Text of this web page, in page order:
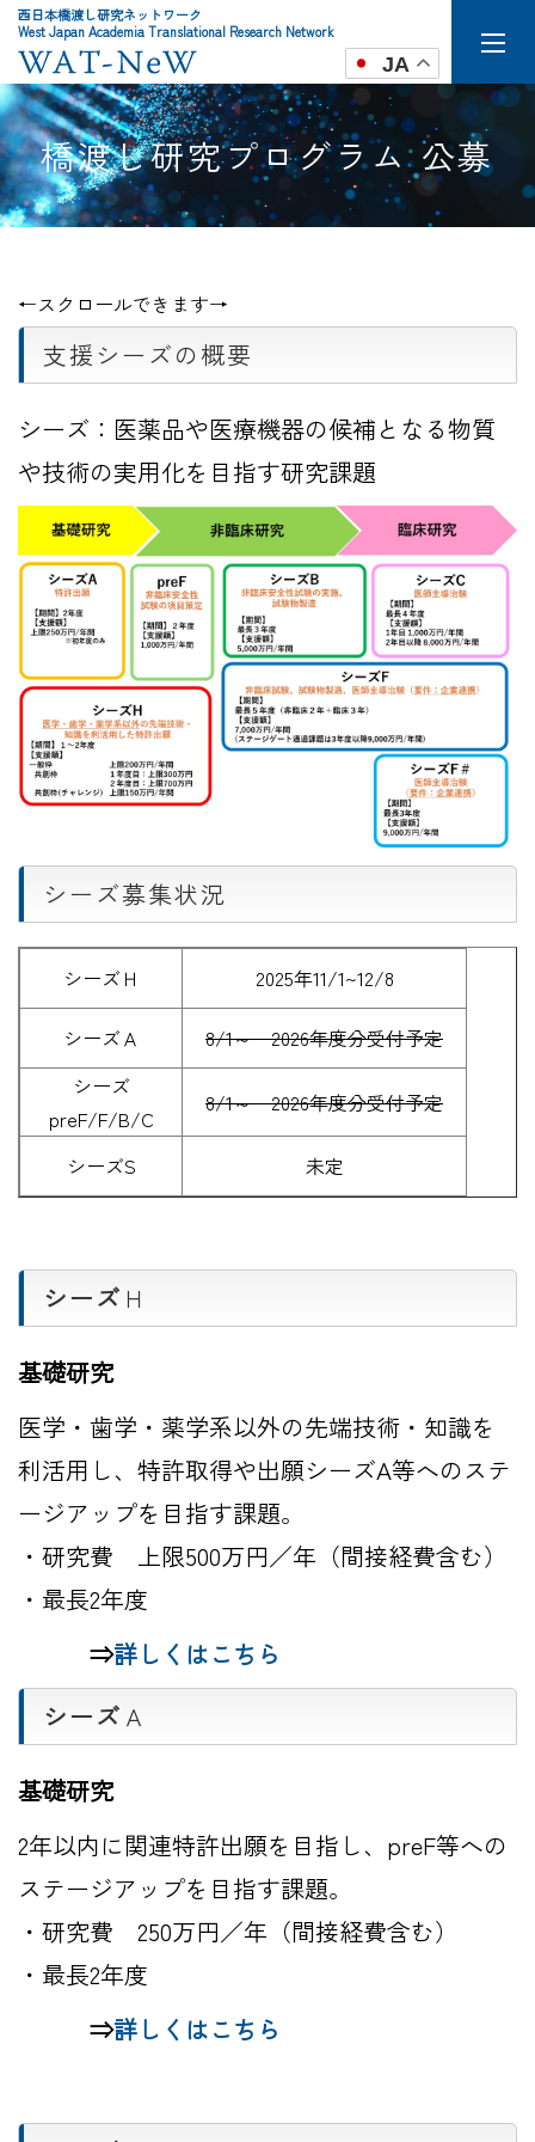
西日本橋渡し研究ネットワーク
West Japan Academia Translational Research Network
JA
橋渡し研究プログラム 公募
支援シーズの概要
シーズ：医薬品や医療機器の候補となる物質
や技術の実用化を目指す研究課題
シーズ募集状況
シーズＨ 2025年11/1~12/8
シーズＡ
8/1～ 2026年度分受付予定
シーズ
preF/F/B/C
8/1～ 2026年度分受付予定
シーズS 未定
シーズ Ｈ
基礎研究
医学・歯学・薬学系以外の先端技術・知識を
利活用し、特許取得や出願シーズA等へのステ
ージアップを目指す課題。
・研究費 上限500万円／年（間接経費含む）
・最長2年度
⇒詳しくはこちら
シーズ Ａ
基礎研究
2年以内に関連特許出願を目指し、preF等への
ステージアップを目指す課題。
・研究費 250万円／年（間接経費含む）
・最長2年度
⇒詳しくはこちら